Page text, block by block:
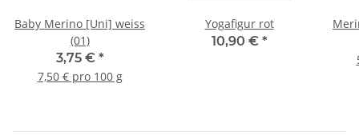
Baby Merino [Uni] weiss
(01)
3,75 € *
7,50 € pro 100 g
Yogafigur rot
10,90 € *